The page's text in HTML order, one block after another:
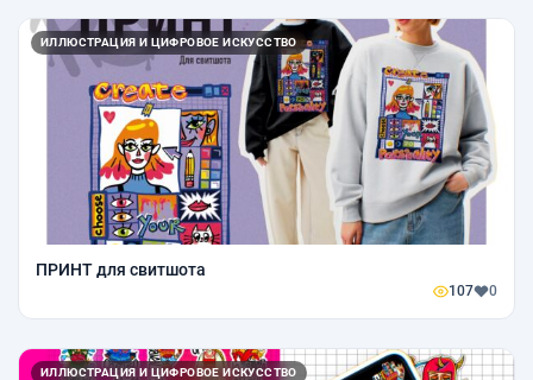
ИЛЛЮСТРАЦИЯ И ЦИФРОВОЕ ИСКУССТВО
ПРИНТ для свитшота
107 0
ИЛЛЮСТРАЦИЯ И ЦИФРОВОЕ ИСКУССТВО